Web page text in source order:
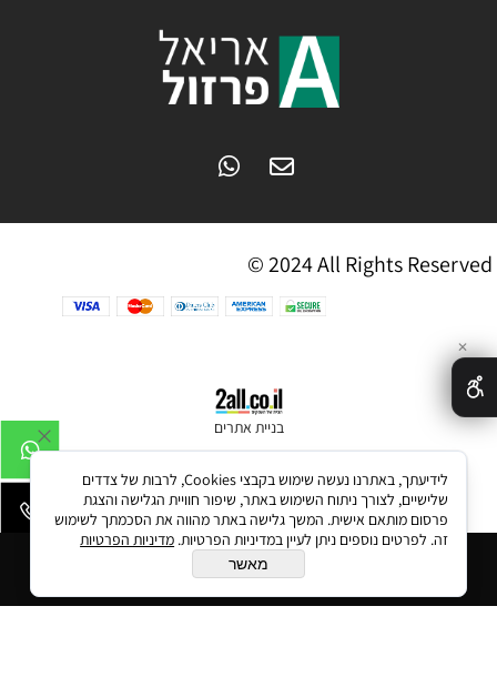
הוסף לסל
© 2024 All Rights Reserved
בניית אתרים
✕
לידיעתך, באתרנו נעשה שימוש בקבצי Cookies, לרבות של צדדים
שלישיים, לצורך ניתוח השימוש באתר, שיפור חוויית הגלישה והצגת
פרסום מותאם אישית. המשך גלישה באתר מהווה את הסכמתך לשימוש
זה. לפרטים נוספים ניתן לעיין במדיניות הפרטיות. מדיניות הפרטיות
מאשר